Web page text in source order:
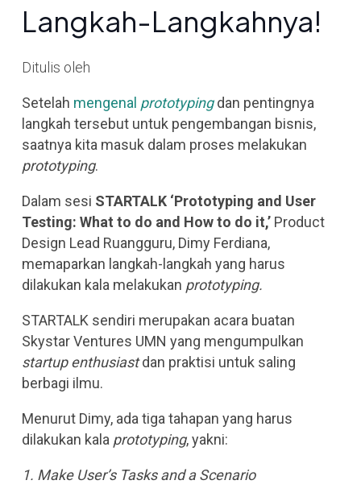
Langkah-Langkahnya!
Ditulis oleh
Setelah mengenal prototyping dan pentingnya
langkah tersebut untuk pengembangan bisnis,
saatnya kita masuk dalam proses melakukan
prototyping.
Dalam sesi STARTALK ‘Prototyping and User
Testing: What to do and How to do it,’ Product
Design Lead Ruangguru, Dimy Ferdiana,
memaparkan langkah-langkah yang harus
dilakukan kala melakukan prototyping.
STARTALK sendiri merupakan acara buatan
Skystar Ventures UMN yang mengumpulkan
startup enthusiastdan praktisi untuk saling
berbagi ilmu.
Menurut Dimy, ada tiga tahapan yang harus
dilakukan kala prototyping, yakni:
1. Make User’s Tasks and a Scenario